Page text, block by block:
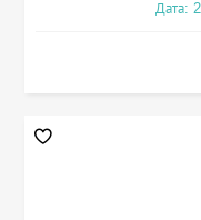
Дата: